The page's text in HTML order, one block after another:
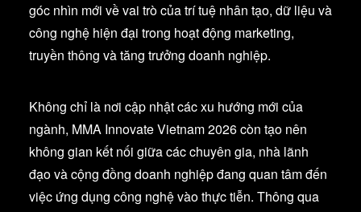
góc nhìn mới về vai trò của trí tuệ nhân tạo, dữ liệu và
công nghệ hiện đại trong hoạt động marketing,
truyền thông và tăng trưởng doanh nghiệp.
Không chỉ là nơi cập nhật các xu hướng mới của
ngành, MMA Innovate Vietnam 2026 còn tạo nên
không gian kết nối giữa các chuyên gia, nhà lãnh
đạo và cộng đồng doanh nghiệp đang quan tâm đến
việc ứng dụng công nghệ vào thực tiễn. Thông qua